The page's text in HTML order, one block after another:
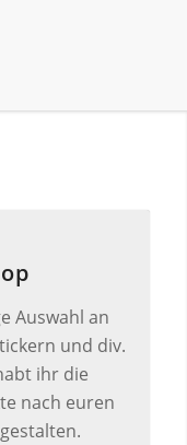
Auswahl an
und div.
ihr die
nach euren